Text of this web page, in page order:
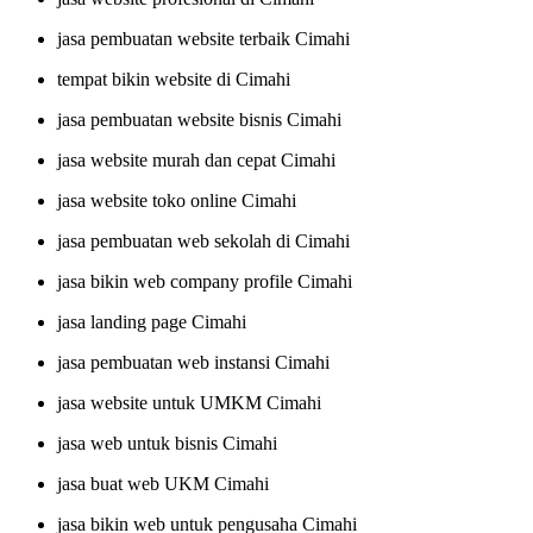
jasa pembuatan website terbaik Cimahi
tempat bikin website di Cimahi
jasa pembuatan website bisnis Cimahi
jasa website murah dan cepat Cimahi
jasa website toko online Cimahi
jasa pembuatan web sekolah di Cimahi
jasa bikin web company profile Cimahi
jasa landing page Cimahi
jasa pembuatan web instansi Cimahi
jasa website untuk UMKM Cimahi
jasa web untuk bisnis Cimahi
jasa buat web UKM Cimahi
jasa bikin web untuk pengusaha Cimahi